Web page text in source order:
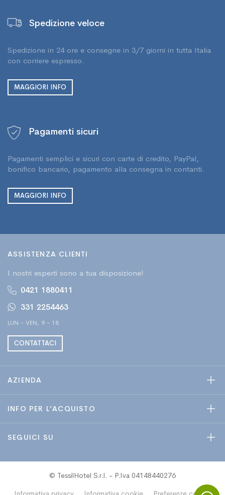
Spedizione veloce
Spedizione in 24 ore e consegne in 3/7 giorni in tutta Italia
con corriere espresso.
MAGGIORI INFO
Pagamenti sicuri
Pagamenti semplici e sicuri con carte di credito, PayPal,
bonifico bancario, pagamento alla consegna in contanti.
MAGGIORI INFO
ASSISTENZA CLIENTI
I nostri esperti sono a tua disposizione!
0421 1880411
331 2254463
LUN - VEN, 9 - 18
CONTATTACI
AZIENDA
INFO PER L’ACQUISTO
SEGUICI SU
© TessilHotel S.r.l. - P.Iva 04148440276